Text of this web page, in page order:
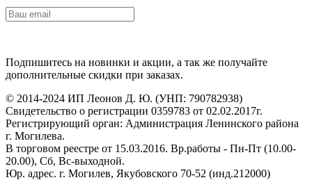
Подпишитесь на новинки и акции, а так же получайте
дополнительные скидки при заказах.
© 2014-2024 ИП Леонов Д. Ю. (УНП: 790782938)
Свидетельство о регистрации 0359783 от 02.02.2017г.
Регистрирующий орган: Администрация Ленинского района
г. Могилева.
В торговом реестре от 15.03.2016. Вр.работы - Пн-Пт (10.00-
20.00), Сб, Вс-выходной.
Юр. адрес. г. Могилев, Якубовского 70-52 (инд.212000)